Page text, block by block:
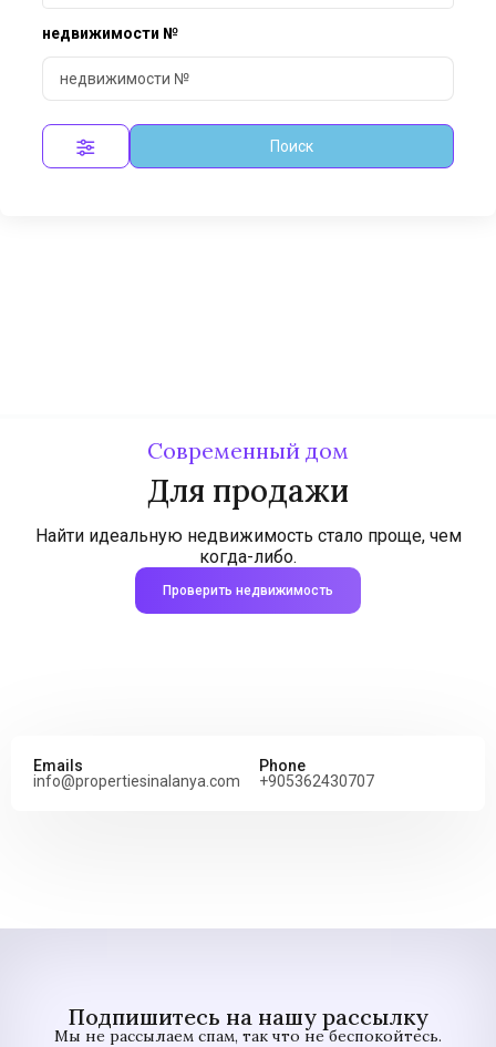
недвижимости №
Поиск
Современный дом
Для продажи
Найти идеальную недвижимость стало проще, чем
когда-либо.
Проверить недвижимость
Emails
info@propertiesinalanya.com
Phone
+905362430707
Подпишитесь на нашу рассылку
Мы не рассылаем спам, так что не беспокойтесь.